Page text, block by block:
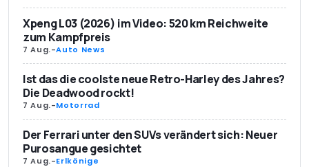
Xpeng L03 (2026) im Video: 520 km Reichweite
zum Kampfpreis
7 Aug.-Auto News
Ist das die coolste neue Retro-Harley des Jahres?
Die Deadwood rockt!
7 Aug.-Motorrad
Der Ferrari unter den SUVs verändert sich: Neuer
Purosangue gesichtet
7 Aug.-Erlkönige